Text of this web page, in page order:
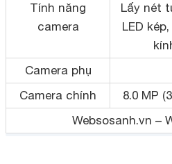
Tính năng
camera
Lấy nét
LED
Camera phụ
Camera chính
8.0 MP
Websosanh.vn –